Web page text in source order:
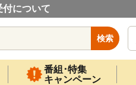
について
検索
番組･特集
キャンペーン